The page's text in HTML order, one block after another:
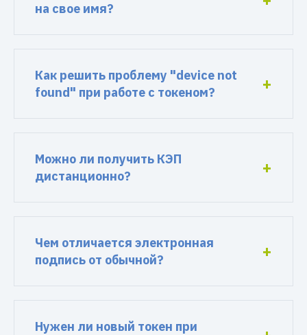
на свое имя?
Как решить проблему "device not
found" при работе с токеном?
Можно ли получить КЭП
дистанционно?
Чем отличается электронная
подпись от обычной?
Нужен ли новый токен при